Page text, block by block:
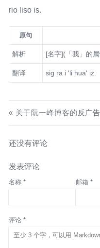
rio liso is.
原句
解析 [名字](「我」的
翻译 sig ra i 'li hua' iz.
关于阮一峰博客的反广告屏蔽脚本的绕过
还没有评论
发表评论
名称 * 邮箱 *
评论 *